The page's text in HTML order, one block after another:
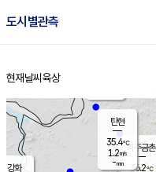
도시별관측
홈
현재날씨 육상
파주금촌
36.2℃
탄현
35.4℃
1.2m/s
-mm
강화